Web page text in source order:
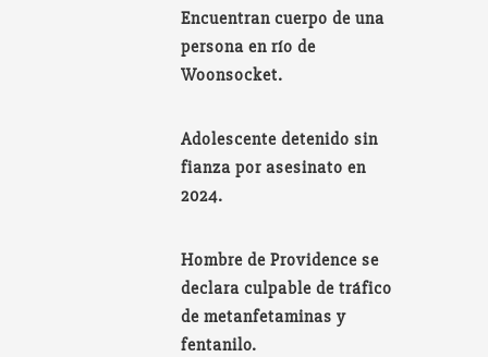
Encuentran cuerpo de una
persona en río de
Woonsocket.
Adolescente detenido sin
fianza por asesinato en
2024.
Hombre de Providence se
declara culpable de tráfico
de metanfetaminas y
fentanilo.